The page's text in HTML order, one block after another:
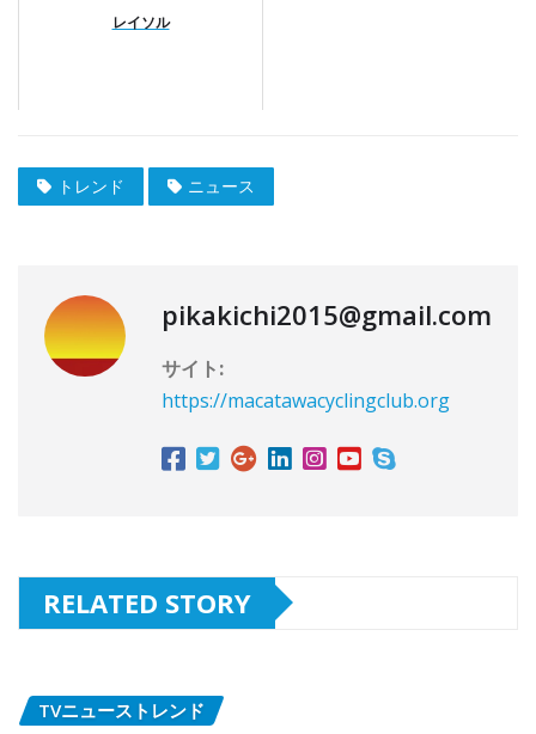
レイソル
トレンド ニュース
pikakichi2015@gmail.com
サイト:
https://macatawacyclingclub.org
RELATED STORY
TVニューストレンド